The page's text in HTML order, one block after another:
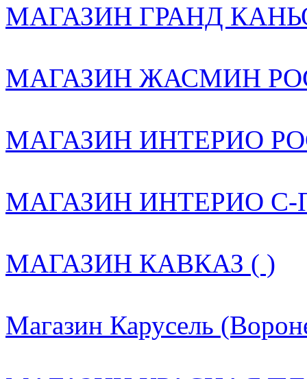
МАГАЗИН ГРАНД
МАГАЗИН ЖАСМИН
МАГАЗИН ИНТЕРИО
МАГАЗИН ИНТЕРИО С-
МАГАЗИН КАВКАЗ ( )
Магазин Карусель